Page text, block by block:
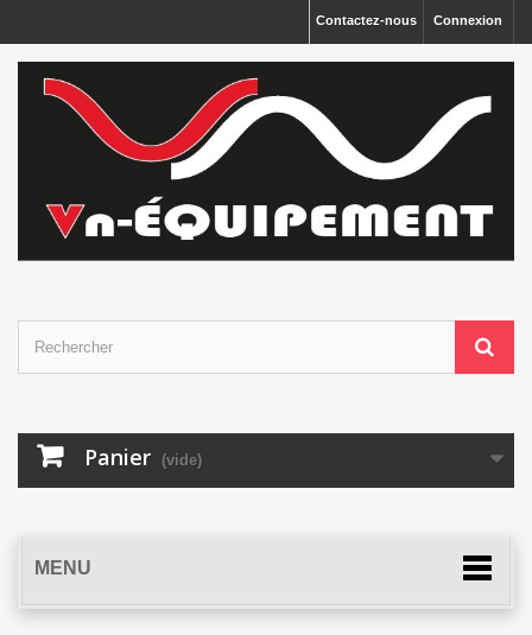
Connexion
Contactez-nous
Panier (vide)
MENU